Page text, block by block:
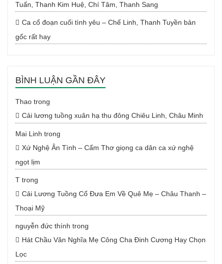
Tuấn, Thanh Kim Huệ, Chí Tâm, Thanh Sang
Ca cổ đoạn cuối tình yêu – Chế Linh, Thanh Tuyền bản
gốc rất hay
BÌNH LUẬN GẦN ĐÂY
Thao trong
Cải lương tuồng xuân hạ thu đông Chiêu Linh, Châu Minh
Mai Linh trong
Xứ Nghệ Ân Tình – Cẩm Thơ giọng ca dân ca xứ nghệ
ngọt lịm
T trong
Cải Lương Tuồng Cổ Đưa Em Về Quê Mẹ – Châu Thanh –
Thoại Mỹ
nguyễn đức thính trong
Hát Chầu Văn Nghĩa Mẹ Công Cha Đinh Cương Hay Chọn
Lọc